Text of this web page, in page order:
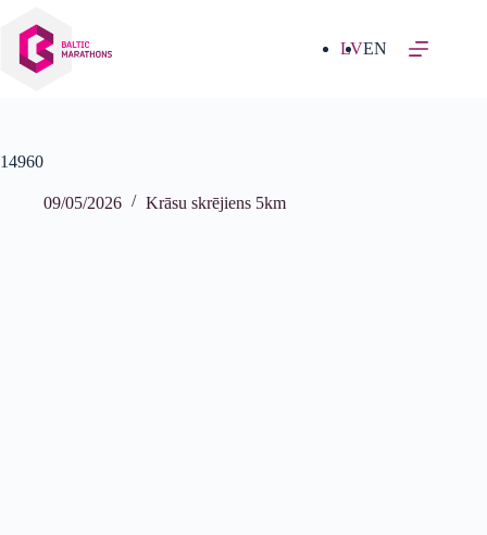
saturu
LVEN
14960
09/05/2026 Krāsu skrējiens 5km